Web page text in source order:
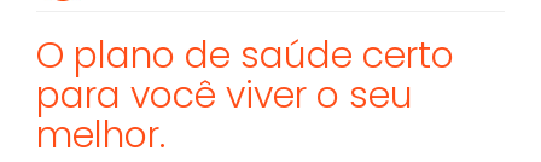
O plano de saúde certo
para você viver o seu
melhor.